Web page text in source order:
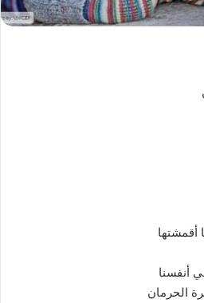
أقمشتها
أنفسنا
الحرمان